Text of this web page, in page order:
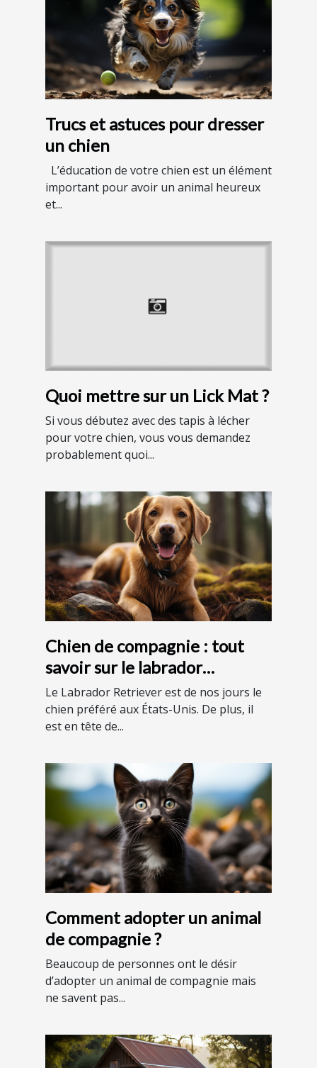
Trucs et astuces pour dresser
un chien
L’éducation de votre chien est un élément
important pour avoir un animal heureux
et...
Quoi mettre sur un Lick Mat ?
Si vous débutez avec des tapis à lécher
pour votre chien, vous vous demandez
probablement quoi...
Chien de compagnie : tout
savoir sur le labrador
Retriever
Le Labrador Retriever est de nos jours le
chien préféré aux États-Unis. De plus, il
est en tête de...
Comment adopter un animal
de compagnie ?
Beaucoup de personnes ont le désir
d’adopter un animal de compagnie mais
ne savent pas...